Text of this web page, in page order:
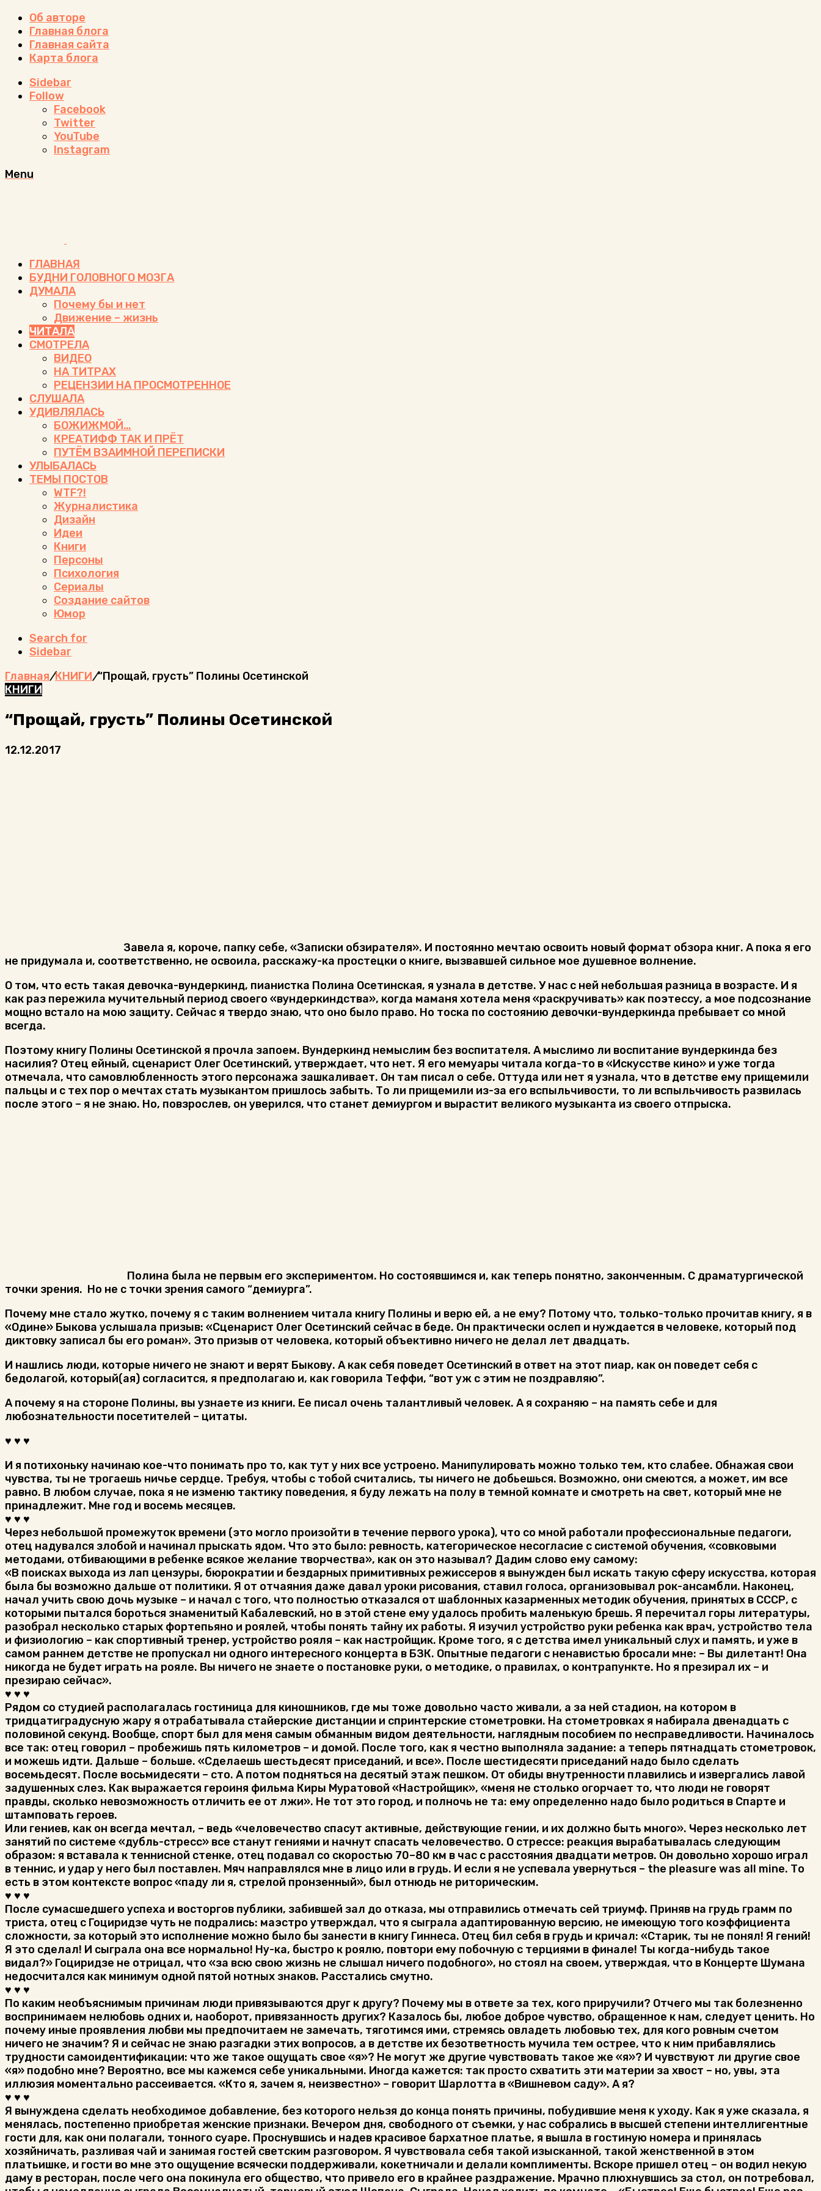
Об авторе
Главная блога
Главная сайта
Карта блога
Sidebar
Follow
Facebook
Twitter
YouTube
Instagram
Menu
ГЛАВНАЯ
БУДНИ ГОЛОВНОГО МОЗГА
ДУМАЛА
Почему бы и нет
Движение – жизнь
ЧИТАЛА
СМОТРЕЛА
ВИДЕО
НА ТИТРАХ
РЕЦЕНЗИИ НА ПРОСМОТРЕННОЕ
СЛУШАЛА
УДИВЛЯЛАСЬ
БОЖИЖМОЙ…
КРЕАТИФФ ТАК И ПРЁТ
ПУТЁМ ВЗАИМНОЙ ПЕРЕПИСКИ
УЛЫБАЛАСЬ
ТЕМЫ ПОСТОВ
WTF?!
Журналистика
Дизайн
Идеи
Книги
Персоны
Психология
Сериалы
Создание сайтов
Юмор
Search for
Sidebar
Главная/КНИГИ/“Прощай, грусть” Полины Осетинской
КНИГИ
“Прощай, грусть” Полины Осетинской
12.12.2017
Завела я, короче, папку себе, «Записки обзирателя». И постоянно мечтаю освоить новый формат обзора книг. А пока я его
не придумала и, соответственно, не освоила, расскажу-ка простецки о книге, вызвавшей сильное мое душевное волнение.
О том, что есть такая девочка-вундеркинд, пианистка Полина Осетинская, я узнала в детстве. У нас с ней небольшая разница в возрасте. И я
как раз пережила мучительный период своего «вундеркиндства», когда маманя хотела меня «раскручивать» как поэтессу, а мое подсознание
мощно встало на мою защиту. Сейчас я твердо знаю, что оно было право. Но тоска по состоянию девочки-вундеркинда пребывает со мной
всегда.
Поэтому книгу Полины Осетинской я прочла запоем. Вундеркинд немыслим без воспитателя. А мыслимо ли воспитание вундеркинда без
насилия? Отец ейный, сценарист Олег Осетинский, утверждает, что нет. Я его мемуары читала когда-то в «Искусстве кино» и уже тогда
отмечала, что самовлюбленность этого персонажа зашкаливает. Он там писал о себе. Оттуда или нет я узнала, что в детстве ему прищемили
пальцы и с тех пор о мечтах стать музыкантом пришлось забыть. То ли прищемили из-за его вспыльчивости, то ли вспыльчивость развилась
после этого – я не знаю. Но, повзрослев, он уверился, что станет демиургом и вырастит великого музыканта из своего отпрыска.
Полина была не первым его экспериментом. Но состоявшимся и, как теперь понятно, законченным. С драматургической
точки зрения. Но не с точки зрения самого “демиурга”.
Почему мне стало жутко, почему я с таким волнением читала книгу Полины и верю ей, а не ему? Потому что, только-только прочитав книгу, я в
«Одине» Быкова услышала призыв: «Сценарист Олег Осетинский сейчас в беде. Он практически ослеп и нуждается в человеке, который под
диктовку записал бы его роман». Это призыв от человека, который объективно ничего не делал лет двадцать.
И нашлись люди, которые ничего не знают и верят Быкову. А как себя поведет Осетинский в ответ на этот пиар, как он поведет себя с
бедолагой, который(ая) согласится, я предполагаю и, как говорила Теффи, “вот уж с этим не поздравляю”.
А почему я на стороне Полины, вы узнаете из книги. Ее писал очень талантливый человек. А я сохраняю – на память себе и для
любознательности посетителей – цитаты.
♥ ♥ ♥
И я потихоньку начинаю кое-что понимать про то, как тут у них все устроено. Манипулировать можно только тем, кто слабее. Обнажая свои
чувства, ты не трогаешь ничье сердце. Требуя, чтобы с тобой считались, ты ничего не добьешься. Возможно, они смеются, а может, им все
равно. В любом случае, пока я не изменю тактику поведения, я буду лежать на полу в темной комнате и смотреть на свет, который мне не
принадлежит. Мне год и восемь месяцев.
♥ ♥ ♥
Через небольшой промежуток времени (это могло произойти в течение первого урока), что со мной работали профессиональные педагоги,
отец надувался злобой и начинал прыскать ядом. Что это было: ревность, категорическое несогласие с системой обучения, «совковыми
методами, отбивающими в ребенке всякое желание творчества», как он это называл? Дадим слово ему самому:
«В поисках выхода из лап цензуры, бюрократии и бездарных примитивных режиссеров я вынужден был искать такую сферу искусства, которая
была бы возможно дальше от политики. Я от отчаяния даже давал уроки рисования, ставил голоса, организовывал рок-ансамбли. Наконец,
начал учить свою дочь музыке – и начал с того, что полностью отказался от шаблонных казарменных методик обучения, принятых в СССР, с
которыми пытался бороться знаменитый Кабалевский, но в этой стене ему удалось пробить маленькую брешь. Я перечитал горы литературы,
разобрал несколько старых фортепьяно и роялей, чтобы понять тайну их работы. Я изучил устройство руки ребенка как врач, устройство тела
и физиологию – как спортивный тренер, устройство рояля – как настройщик. Кроме того, я с детства имел уникальный слух и память, и уже в
самом раннем детстве не пропускал ни одного интересного концерта в БЗК. Опытные педагоги с ненавистью бросали мне: – Вы дилетант! Она
никогда не будет играть на рояле. Вы ничего не знаете о постановке руки, о методике, о правилах, о контрапункте. Но я презирал их – и
презираю сейчас».
♥ ♥ ♥
Рядом со студией располагалась гостиница для киношников, где мы тоже довольно часто живали, а за ней стадион, на котором в
тридцатиградусную жару я отрабатывала стайерские дистанции и спринтерские стометровки. На стометровках я набирала двенадцать с
половиной секунд. Вообще, спорт был для меня самым обманным видом деятельности, наглядным пособием по несправедливости. Начиналось
все так: отец говорил – пробежишь пять километров – и домой. После того, как я честно выполняла задание: а теперь пятнадцать стометровок,
и можешь идти. Дальше – больше. «Сделаешь шестьдесят приседаний, и все». После шестидесяти приседаний надо было сделать
восемьдесят. После восьмидесяти – сто. А потом подняться на десятый этаж пешком. От обиды внутренности плавились и извергались лавой
задушенных слез. Как выражается героиня фильма Киры Муратовой «Настройщик», «меня не столько огорчает то, что люди не говорят
правды, сколько невозможность отличить ее от лжи». Не тот это город, и полночь не та: ему определенно надо было родиться в Спарте и
штамповать героев.
Или гениев, как он всегда мечтал, – ведь «человечество спасут активные, действующие гении, и их должно быть много». Через несколько лет
занятий по системе «дубль-стресс» все станут гениями и начнут спасать человечество. О стрессе: реакция вырабатывалась следующим
образом: я вставала к теннисной стенке, отец подавал со скоростью 70–80 км в час с расстояния двадцати метров. Он довольно хорошо играл
в теннис, и удар у него был поставлен. Мяч направлялся мне в лицо или в грудь. И если я не успевала увернуться – the pleasure was all mine. То
есть в этом контексте вопрос «паду ли я, стрелой пронзенный», был отнюдь не риторическим.
♥ ♥ ♥
После сумасшедшего успеха и восторгов публики, забившей зал до отказа, мы отправились отмечать сей триумф. Приняв на грудь грамм по
триста, отец с Гоциридзе чуть не подрались: маэстро утверждал, что я сыграла адаптированную версию, не имеющую того коэффициента
сложности, за который это исполнение можно было бы занести в книгу Гиннеса. Отец бил себя в грудь и кричал: «Старик, ты не понял! Я гений!
Я это сделал! И сыграла она все нормально! Ну-ка, быстро к роялю, повтори ему побочную с терциями в финале! Ты когда-нибудь такое
видал?» Гоциридзе не отрицал, что «за всю свою жизнь не слышал ничего подобного», но стоял на своем, утверждая, что в Концерте Шумана
недосчитался как минимум одной пятой нотных знаков. Расстались смутно.
♥ ♥ ♥
По каким необъяснимым причинам люди привязываются друг к другу? Почему мы в ответе за тех, кого приручили? Отчего мы так болезненно
воспринимаем нелюбовь одних и, наоборот, привязанность других? Казалось бы, любое доброе чувство, обращенное к нам, следует ценить. Но
почему иные проявления любви мы предпочитаем не замечать, тяготимся ими, стремясь овладеть любовью тех, для кого ровным счетом
ничего не значим? Я и сейчас не знаю разгадки этих вопросов, а в детстве их безответность мучила тем острее, что к ним прибавлялись
трудности самоидентификации: что же такое ощущать свое «я»? Не могут же другие чувствовать такое же «я»? И чувствуют ли другие свое
«я» подобно мне? Вероятно, все мы кажемся себе уникальными. Иногда кажется: так просто схватить эти материи за хвост – но, увы, эта
иллюзия моментально рассеивается. «Кто я, зачем я, неизвестно» – говорит Шарлотта в «Вишневом саду». А я?
♥ ♥ ♥
Я вынуждена сделать необходимое добавление, без которого нельзя до конца понять причины, побудившие меня к уходу. Как я уже сказала, я
менялась, постепенно приобретая женские признаки. Вечером дня, свободного от съемки, у нас собрались в высшей степени интеллигентные
гости для, как они полагали, тонного суаре. Проснувшись и надев красивое бархатное платье, я вышла в гостиную номера и принялась
хозяйничать, разливая чай и занимая гостей светским разговором. Я чувствовала себя такой изысканной, такой женственной в этом
платьишке, и гости во мне это ощущение всячески поддерживали, кокетничали и делали комплименты. Вскоре пришел отец – он водил некую
даму в ресторан, после чего она покинула его общество, что привело его в крайнее раздражение. Мрачно плюхнувшись за стол, он потребовал,